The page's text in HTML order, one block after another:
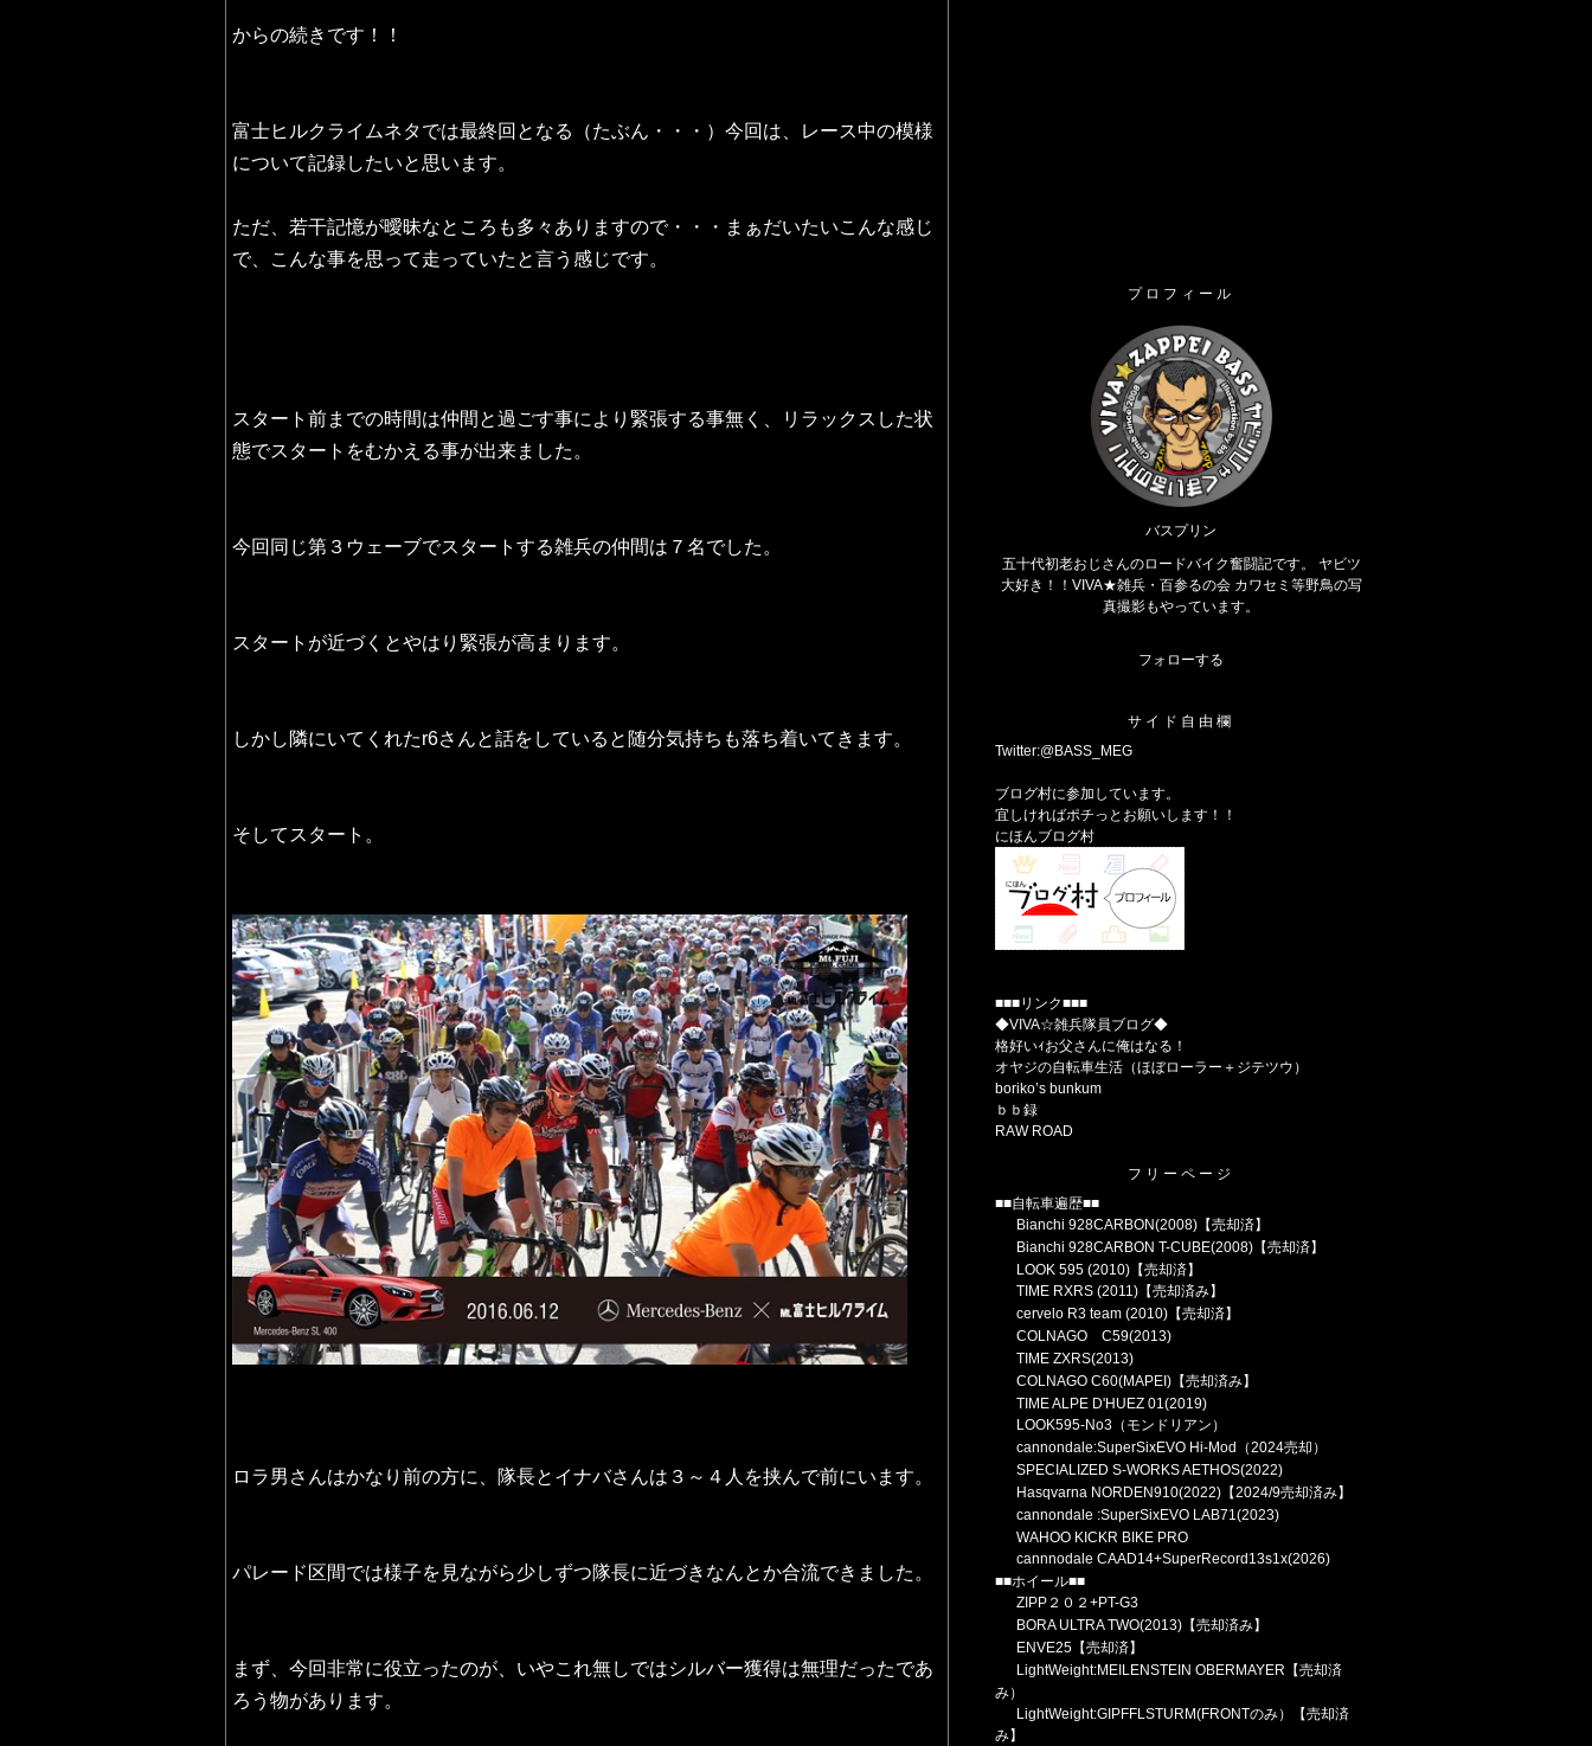
からの続きです！！
富士ヒルクライムネタでは最終回となる（たぶん・・・）今回は、レース中の模様
について記録したいと思います。
ただ、若干記憶が曖昧なところも多々ありますので・・・まぁだいたいこんな感じ
で、こんな事を思って走っていたと言う感じです。
スタート前までの時間は仲間と過ごす事により緊張する事無く、リラックスした状
態でスタートをむかえる事が出来ました。
今回同じ第３ウェーブでスタートする雑兵の仲間は７名でした。
スタートが近づくとやはり緊張が高まります。
しかし隣にいてくれたr6さんと話をしていると随分気持ちも落ち着いてきます。
そしてスタート。
ロラ男さんはかなり前の方に、隊長とイナバさんは３～４人を挟んで前にいます。
パレード区間では様子を見ながら少しずつ隊長に近づきなんとか合流できました。
まず、今回非常に役立ったのが、いやこれ無しではシルバー獲得は無理だったであ
ろう物があります。
プロフィール
バスプリン
五十代初老おじさんのロードバイク奮闘記です。 ヤビツ
大好き！！VIVA★雑兵・百参るの会 カワセミ等野鳥の写
真撮影もやっています。
フォローする
サイド自由欄
Twitter:@BASS_MEG
ブログ村に参加しています。
宜しければポチっとお願いします！！
にほんブログ村
■■■リンク■■■
◆VIVA☆雑兵隊員ブログ◆
格好いｨお父さんに俺はなる！
オヤジの自転車生活（ほぼローラー＋ジテツウ）
boriko’s bunkum
ｂｂ録
RAW ROAD
フリーページ
■■自転車遍歴■■
Bianchi 928CARBON(2008)【売却済】
Bianchi 928CARBON T-CUBE(2008)【売却済】
LOOK 595 (2010)【売却済】
TIME RXRS (2011)【売却済み】
cervelo R3 team (2010)【売却済】
COLNAGO C59(2013)
TIME ZXRS(2013)
COLNAGO C60(MAPEI)【売却済み】
TIME ALPE D'HUEZ 01(2019)
LOOK595-No3（モンドリアン）
cannondale:SuperSixEVO Hi-Mod（2024売却）
SPECIALIZED S-WORKS AETHOS(2022)
Hasqvarna NORDEN910(2022)【2024/9売却済み】
cannondale :SuperSixEVO LAB71(2023)
WAHOO KICKR BIKE PRO
cannnodale CAAD14+SuperRecord13s1x(2026)
■■ホイール■■
ZIPP２０２+PT-G3
BORA ULTRA TWO(2013)【売却済み】
ENVE25【売却済】
LightWeight:MEILENSTEIN OBERMAYER【売却済
み）
LightWeight:GIPFFLSTURM(FRONTのみ）【売却済
み】